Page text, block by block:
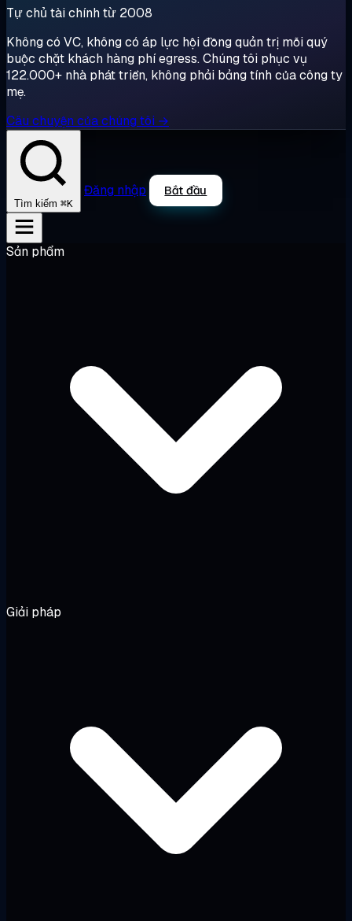
Tự chủ tài chính từ 2008
Không có VC, không có áp lực hội đồng quản trị mỗi quý
buộc chặt khách hàng phí egress. Chúng tôi phục vụ
122.000+ nhà phát triển, không phải bảng tính của công ty
mẹ.
Câu chuyện của chúng tôi →
Tìm kiếm ⌘K
Đăng nhập Bắt đầu
Sản phẩm
Giải pháp